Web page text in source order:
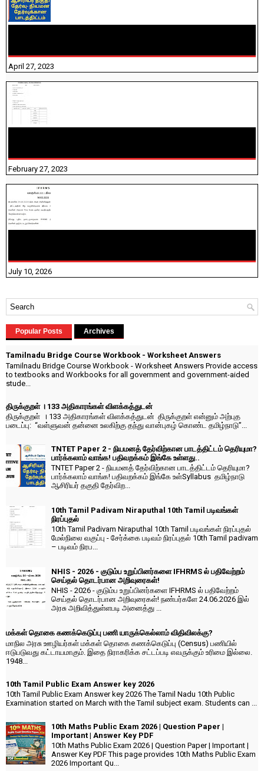
April 27, 2023
February 27, 2023
July 10, 2026
Popular Posts Archives
Tamilnadu Bridge Course Workbook - Worksheet Answers
Tamilnadu Bridge Course Workbook - Worksheet Answers Provide access
to textbooks and Workbooks for all government and government-aided
stude...
திருக்குறள் । 133 அதிகாரங்கள் விளக்கத்துடன்
திருக்குறள் । 133 அதிகாரங்கள் விளக்கத்துடன் திருக்குறள் என்னும் அற்புத
படைப்பு: “வள்ளுவன் தன்னை உலகிற்கு தந்து வான்புகழ் கொண்ட தமிழ்நாடு”...
TNTET Paper 2 - நியமனத் தேர்விற்கான பாடத்திட்டம் தெரியுமா?
பார்க்கலாம் வாங்க! பதிவறக்கம் இங்கே உள்ளது..
TNTET Paper 2 - நியமனத் தேர்விற்கான பாடத்திட்டம் தெரியுமா?
பார்க்கலாம் வாங்க! பதிவறக்கம் இங்கே உள்Syllabus தமிழ்நாடு
ஆசிரியர் தகுதி தேர்விற...
10th Tamil Padivam Niraputhal 10th Tamil படிவங்கள்
நிரப்புதல்
10th Tamil Padivam Niraputhal 10th Tamil படிவங்கள் நிரப்புதல்
மேல்நிலை வகுப்பு - சேர்க்கை படிவம் நிரப்புதல் 10th Tamil padivam
– படிவம் நிரப...
NHIS - 2026 - குடும்ப உறுப்பினர்களை IFHRMS ல் பதிவேற்றம்
செய்தல் தொடர்பான அறிவுரைகள்!
NHIS - 2026 - குடும்ப உறுப்பினர்களை IFHRMS ல் பதிவேற்றம்
செய்தல் தொடர்பான அறிவுரைகள்! நண்பர்களே 24.06.2026 இல்
அரசு அறிவித்துள்ளபடி அனைத்து ...
மக்கள் தொகை கணக்கெடுப்பு பணி யாருக்கெல்லாம் விதிவிலக்கு?
மாநில அரசு ஊழியர்கள் மக்கள் தொகை கணக்கெடுப்பு (Census) பணியில்
ஈடுபடுவது கட்டாயமாகும். இதை நிராகரிக்க சட்டப்படி எவருக்கும் உரிமை இல்லை.
1948...
10th Tamil Public Exam Answer key 2026
10th Tamil Public Exam Answer key 2026 The Tamil Nadu 10th Public
Examination started on March with the Tamil subject exam. Students can ...
10th Maths Public Exam 2026 | Question Paper |
Important | Answer Key PDF
10th Maths Public Exam 2026 | Question Paper | Important |
Answer Key PDF This page provides 10th Maths Public Exam
2026 Important Qu...